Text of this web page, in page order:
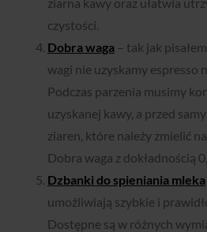
czystości.
Dobra waga – tak jak
wagi nie uzyskamy espresso
Podczas parzenia musimy
uzyskanej kawy, a przed
ziaren, które należy zmielić
Dobra waga z dokładnością
Dzbanki do spieniania mleka
umożliwiają szybkie i
Dostępne są w różnych